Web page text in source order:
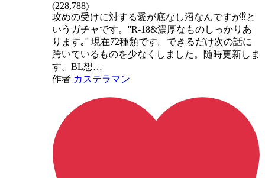
(228,788)
攻めの受けに対する愛が底なし沼なんですが⁉️と
いうガチャです。''R-18&濃厚なものしっかりあ
ります｡'' 現在72種類です。できるだけ次の話に
跨いでいるものを少なくしました。随時更新しま
す。BL想…
作者 カステラマン